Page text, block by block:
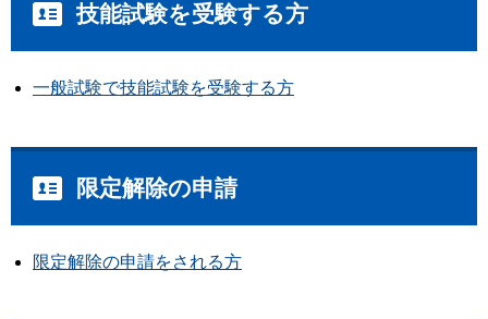
技能試験を受験する方
一般試験で技能試験を受験する方
限定解除の申請
限定解除の申請をされる方